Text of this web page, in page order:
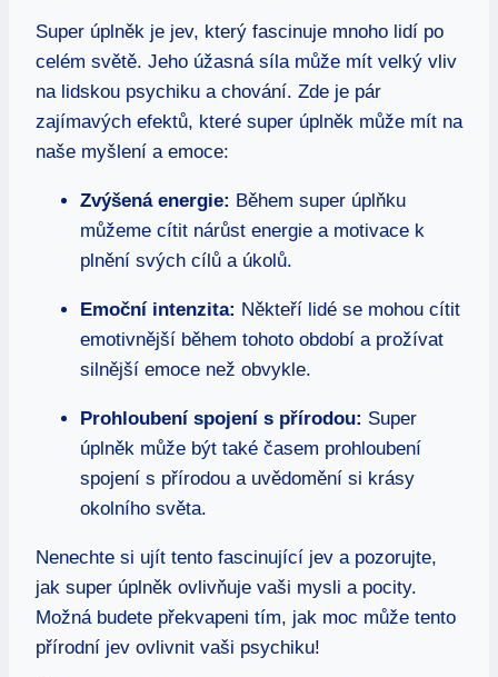
Super úplněk je jev, který fascinuje mnoho lidí po
celém světě. Jeho úžasná síla může mít velký vliv
na lidskou psychiku a chování. Zde je pár
zajímavých efektů, které super úplněk může mít na
naše myšlení a emoce:
Zvýšená energie: Během super úplňku
můžeme cítit nárůst energie a motivace k
plnění svých cílů a úkolů.
Emoční intenzita: Někteří lidé se mohou cítit
emotivnější během tohoto období a prožívat
silnější emoce než obvykle.
Prohloubení spojení s přírodou: Super
úplněk může být také časem prohloubení
spojení s přírodou a uvědomění si krásy
okolního světa.
Nenechte si ujít tento fascinující jev a pozorujte,
jak super úplněk ovlivňuje vaši mysli a pocity.
Možná budete překvapeni tím, jak moc může tento
přírodní jev ovlivnit vaši psychiku!